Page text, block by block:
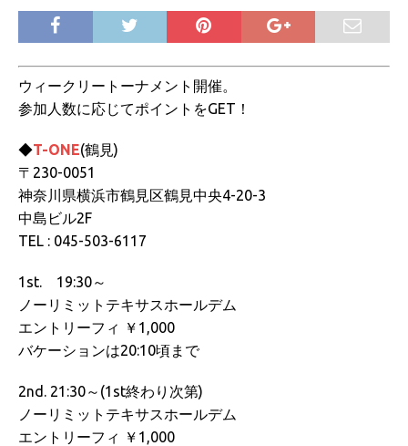
ウィークリートーナメント開催。
参加人数に応じてポイントをGET！
◆T-ONE(鶴見)
〒230-0051
神奈川県横浜市鶴見区鶴見中央4-20-3
中島ビル2F
TEL : 045-503-6117
1st. 19:30～
ノーリミットテキサスホールデム
エントリーフィ ￥1,000
バケーションは20:10頃まで
2nd. 21:30～(1st終わり次第)
ノーリミットテキサスホールデム
エントリーフィ ￥1,000